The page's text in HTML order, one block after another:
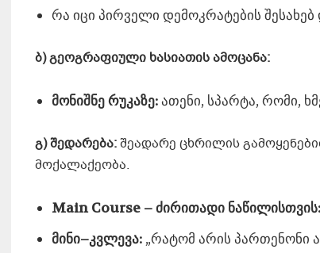
რა იცი პირველი დემოკრატების შესახებ
ბ)გეოგრაფიული ხასიათისამოცანა:
მონიშნერუკაზე:ათენი, სპარტა, რომი,
გ)შედარება:შეადარე ცხრილის
მოქალაქეობა.
Main Course – ძირითადი ნაწილისთვის:
მინი–კვლევა: „რატომ არის პართენონი